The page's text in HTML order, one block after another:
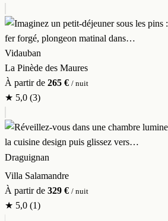
Vidauban
La Pinède des Maures
À partir de 265 € / nuit
★ 5,0 (3)
Draguignan
Villa Salamandre
À partir de 329 € / nuit
★ 5,0 (1)